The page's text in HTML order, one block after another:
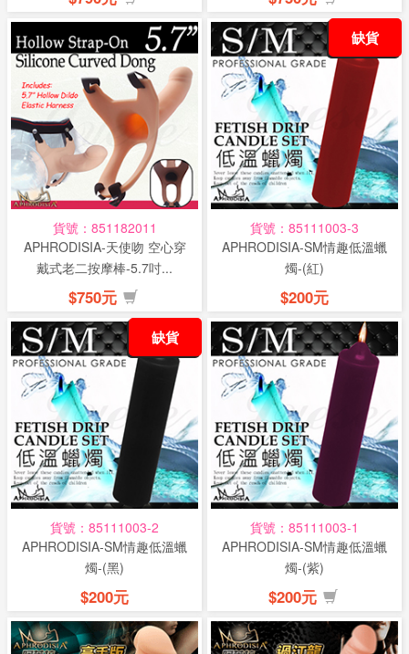
貨號：851182011
APHRODISIA-天使吻 空心穿
戴式老二按摩棒-5.7吋...
$750元
貨號：85111003-3
APHRODISIA-SM情趣低溫蠟
燭-(紅)
$200元
缺貨
貨號：85111003-2
APHRODISIA-SM情趣低溫蠟
燭-(黑)
$200元
缺貨
貨號：85111003-1
APHRODISIA-SM情趣低溫蠟
燭-(紫)
$200元